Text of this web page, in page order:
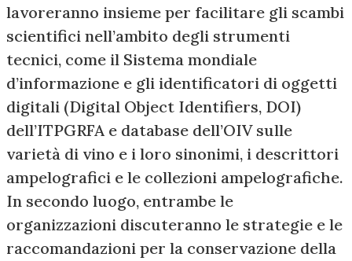
lavoreranno insieme per facilitare gli scambi
scientifici nell’ambito degli strumenti
tecnici, come il Sistema mondiale
d’informazione e gli identificatori di oggetti
digitali (Digital Object Identifiers, DOI)
dell’ITPGRFA e database dell’OIV sulle
varietà di vino e i loro sinonimi, i descrittori
ampelografici e le collezioni ampelografiche.
In secondo luogo, entrambe le
organizzazioni discuteranno le strategie e le
raccomandazioni per la conservazione della